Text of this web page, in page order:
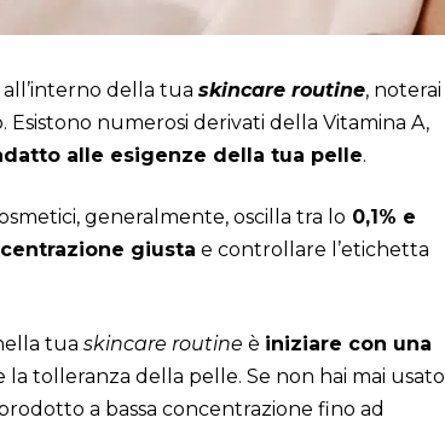
della tua skincare routine, noterai
numerosi derivati della Vitamina A,
alle esigenze della tua pelle.
generalmente, oscilla tra lo 0,1% e
giusta e controllare l’etichetta
tua skincare routine è iniziare con una
la tolleranza della pelle. Se non hai mai usato
a bassa concentrazione fino ad